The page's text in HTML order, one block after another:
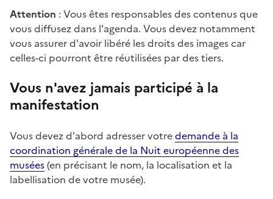
Attention : Vous êtes responsables des contenus que
vous diffusez dans l'agenda. Vous devez notamment
vous assurer d'avoir libéré les droits des images car
celles-ci pourront être réutilisées par des tiers.
Vous n'avez jamais participé à la
manifestation
Vous devez d'abord adresser votredemande à la
coordination générale de la Nuit européenne des
musées(en précisant le nom, la localisation et la
labellisation de votre musée).